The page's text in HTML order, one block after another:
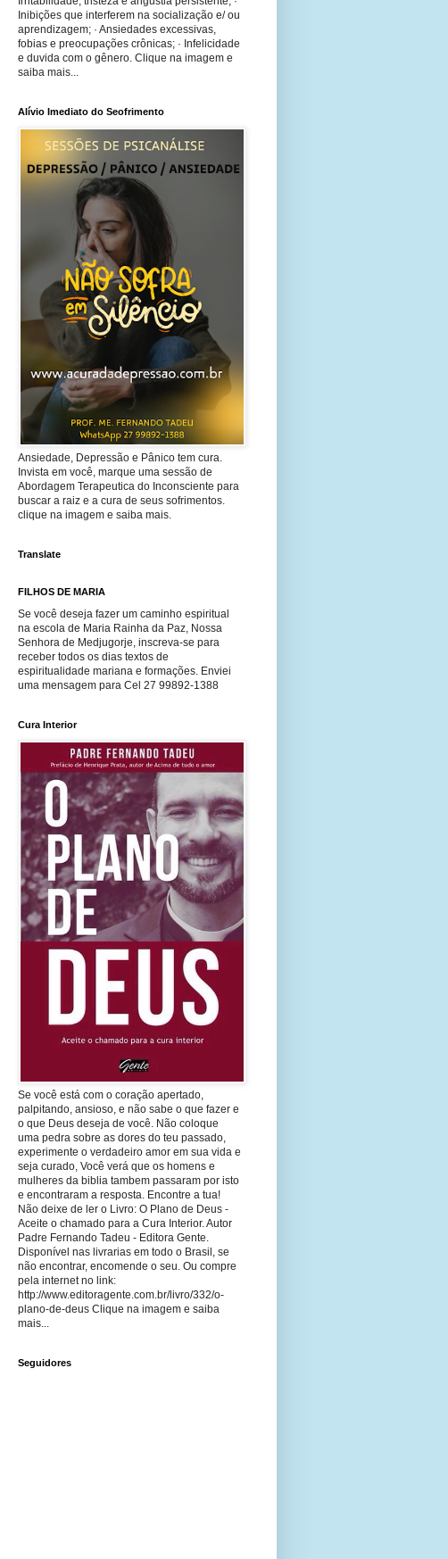
Inibições que interferem na socialização e/ ou
aprendizagem; · Ansiedades excessivas,
fobias e preocupações crônicas; · Infelicidade
e duvida com o gênero. Clique na imagem e
saiba mais...
Alívio Imediato do Seofrimento
Ansiedade, Depressão e Pânico tem cura.
Invista em você, marque uma sessão de
Abordagem Terapeutica do Inconsciente para
buscar a raiz e a cura de seus sofrimentos.
clique na imagem e saiba mais.
Translate
FILHOS DE MARIA
Se você deseja fazer um caminho espiritual
na escola de Maria Rainha da Paz, Nossa
Senhora de Medjugorje, inscreva-se para
receber todos os dias textos de
espiritualidade mariana e formações. Enviei
uma mensagem para Cel 27 99892-1388
Cura Interior
Se você está com o coração apertado,
palpitando, ansioso, e não sabe o que fazer e
o que Deus deseja de você. Não coloque
uma pedra sobre as dores do teu passado,
experimente o verdadeiro amor em sua vida e
seja curado, Você verá que os homens e
mulheres da biblia tambem passaram por isto
e encontraram a resposta. Encontre a tua!
Não deixe de ler o Livro: O Plano de Deus -
Aceite o chamado para a Cura Interior. Autor
Padre Fernando Tadeu - Editora Gente.
Disponível nas livrarias em todo o Brasil, se
não encontrar, encomende o seu. Ou compre
pela internet no link:
http://www.editoragente.com.br/livro/332/o-
plano-de-deus Clique na imagem e saiba
mais...
Seguidores